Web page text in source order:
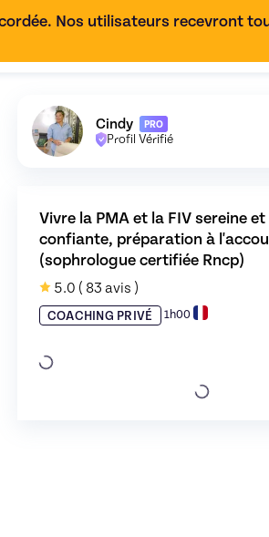
Nos utilisateurs recevront
(sophrologue certifiée Rncp)
Découvrez le profil de
Cindy PRO
Profil Vérifié
Vivre la PMA et la FIV sereine et
confiante, préparation à
(sophrologue certifiée Rncp)
5.0 ( 83 avis )
COACHING PRIVÉ 1h00